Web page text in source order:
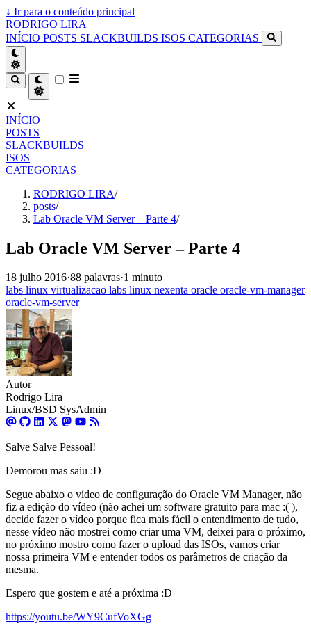
↓ Ir para o conteúdo principal
RODRIGO LIRA
INÍCIO POSTS SLACKBUILDS ISOS CATEGORIAS
INÍCIO
POSTS
SLACKBUILDS
ISOS
CATEGORIAS
RODRIGO LIRA/
posts/
Lab Oracle VM Server – Parte 4/
Lab Oracle VM Server – Parte 4
18 julho 2016·88 palavras·1 minuto
labs linux virtualizacao labs linux nexenta oracle oracle-vm-manager
oracle-vm-server
Autor
Rodrigo Lira
Linux/BSD SysAdmin
Salve Salve Pessoal!
Demorou mas saiu :D
Segue abaixo o vídeo de configuração do Oracle VM Manager, não
fiz a edição do vídeo (não achei um software gratuito para mac :( ),
decide fazer o vídeo porque fica mais fácil o entendimento de tudo,
nesse vídeo não mostrei como criar uma VM, deixei para o próximo,
no próximo mostro como fazer o upload das ISOs, vamos criar
nossa primeira VM e entender todos os parâmetros de criação da
mesma.
Espero que gostem e até a próxima :D
https://youtu.be/WY9CufVoXGg